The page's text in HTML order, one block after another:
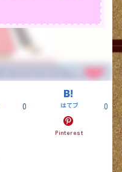
0 はてブ 0
Pinterest